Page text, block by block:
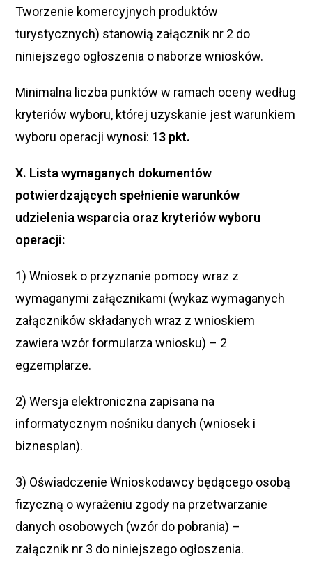
Tworzenie komercyjnych produktów
turystycznych) stanowią załącznik nr 2 do
niniejszego ogłoszenia o naborze wniosków.
Minimalna liczba punktów w ramach oceny według
kryteriów wyboru, której uzyskanie jest warunkiem
wyboru operacji wynosi: 13 pkt.
X. Lista wymaganych dokumentów
potwierdzających spełnienie warunków
udzielenia wsparcia oraz kryteriów wyboru
operacji:
1) Wniosek o przyznanie pomocy wraz z
wymaganymi załącznikami (wykaz wymaganych
załączników składanych wraz z wnioskiem
zawiera wzór formularza wniosku) – 2
egzemplarze.
2) Wersja elektroniczna zapisana na
informatycznym nośniku danych (wniosek i
biznesplan).
3) Oświadczenie Wnioskodawcy będącego osobą
fizyczną o wyrażeniu zgody na przetwarzanie
danych osobowych (wzór do pobrania) –
załącznik nr 3 do niniejszego ogłoszenia.